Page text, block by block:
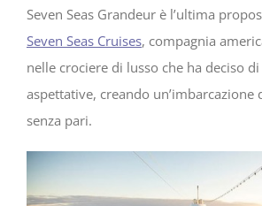
Seven Seas Grandeur è l’ultima
Seven Seas Cruises, compagnia
nelle crociere di lusso che ha deciso
aspettative, creando un’imbarcazione
senza pari.